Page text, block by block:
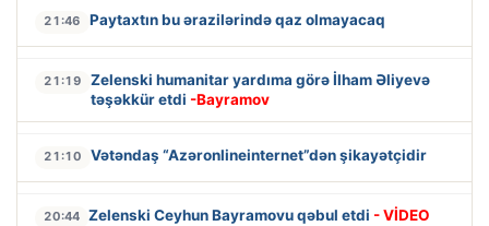
21:46 Paytaxtın bu ərazilərində qaz olmayacaq
21:19
Zelenski humanitar yardıma görə İlham Əliyevə
təşəkkür etdi -Bayramov
21:10 Vətəndaş “Azəronlineinternet”dən şikayətçidir
20:44 Zelenski Ceyhun Bayramovu qəbul etdi - VİDEO